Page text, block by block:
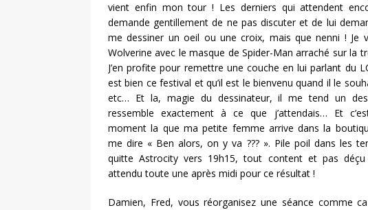
vient enfin mon tour ! Les derniers qui attendent
demande gentillement de ne pas discuter et de lui
me dessiner un oeil ou une croix, mais que nenni ! Je
Wolverine avec le masque de Spider-Man arraché sur la
J’en profite pour remettre une couche en lui parlant du
est bien ce festival et qu’il est le bienvenu quand il le
etc… Et la, magie du dessinateur, il me tend un
ressemble exactement à ce que j’attendais… Et
moment la que ma petite femme arrive dans la
me dire « Ben alors, on y va ??? ». Pile poil dans les
quitte Astrocity vers 19h15, tout content et pas déçu
attendu toute une après midi pour ce résultat !
Damien, Fred, vous réorganisez une séance comme